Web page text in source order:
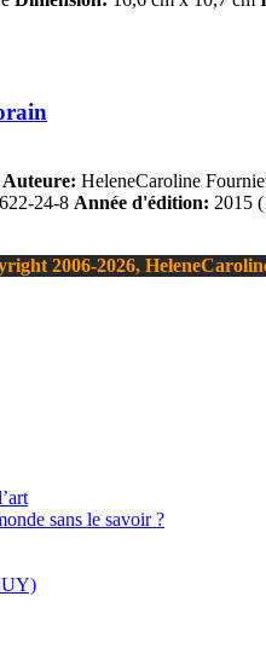
Auteure: HeleneCaroline
24-8 Année d'édition: 2015
2006-2026,
sans le savoir ?